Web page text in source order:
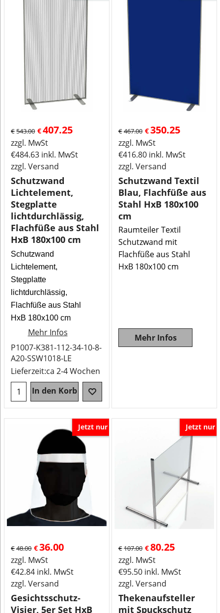
€543.00 €407.25
zzgl. MwSt
€484.63 inkl. MwSt
zzgl. Versand
Schutzwand
Lichtelement,
Stegplatte
lichtdurchlässig,
Flachfüße aus Stahl
HxB 180x100 cm
Schutzwand
Lichtelement,
Stegplatte
lichtdurchlässig,
Flachfüße aus Stahl
HxB 180x100 cm
Mehr Infos
P1007-K381-112-34-10-8-
A20-SSW1018-LE
Lieferzeit:ca 2-4 Wochen
In den Korb
€467.00 €350.25
zzgl. MwSt
€416.80 inkl. MwSt
zzgl. Versand
Schutzwand Textil
Blau, Flachfüße aus
Stahl HxB 180x100
cm
Raumteiler Textil
Schutzwand mit
Flachfüße aus Stahl
HxB 180x100 cm
Mehr Infos
Jetzt nur
€48.00 €36.00
zzgl. MwSt
€42.84 inkl. MwSt
zzgl. Versand
Gesichtsschutz-
Visier, 5er Set HxB
Jetzt nur
€107.00 €80.25
zzgl. MwSt
€95.50 inkl. MwSt
zzgl. Versand
Thekenaufsteller
mit Spuckschutz